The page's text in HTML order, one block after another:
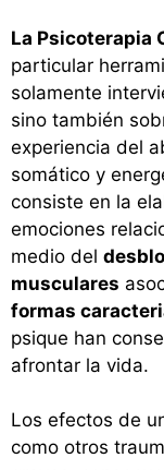
La Psicoterapia
particular
solamente
sino también
experiencia del
somático y
consiste en la
emociones
medio del
musculares
formas
psique han
afrontar la vida.
Los efectos de
como otros